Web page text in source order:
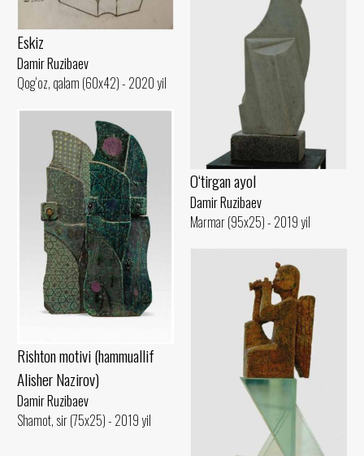
Eskiz
Damir Ruzibaev
Qog‘oz, qalam (60x42) - 2020 yil
O‘tirgan ayol
Damir Ruzibaev
Marmar (95x25) - 2019 yil
Rishton motivi (hammuallif
Alisher Nazirov)
Damir Ruzibaev
Shamot, sir (75x25) - 2019 yil